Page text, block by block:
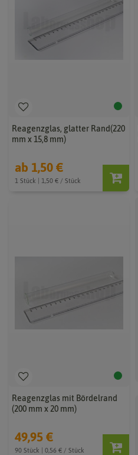
Reagenzglas, glatter Rand(220
mm x 15,8 mm)
ab 1,50 €
1 Stück | 1,50 € / Stück
Reagenzglas mit Bördelrand
(200 mm x 20 mm)
49,95 €
90 Stück | 0,56 € / Stück